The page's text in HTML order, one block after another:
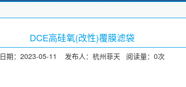
DCE高硅氧(改性)覆膜滤袋
日期：2023-05-11 发布人：杭州菲天 阅读量： 0次